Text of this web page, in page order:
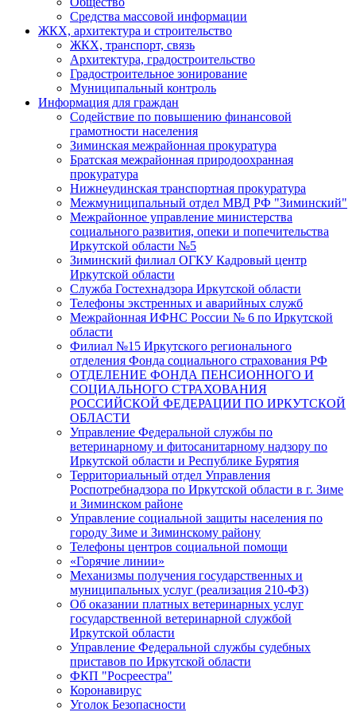
Средства массовой информации
ЖКХ, архитектура и строительство
ЖКХ, транспорт, связь
Архитектура, градостроительство
Градостроительное зонирование
Муниципальный контроль
Информация для граждан
Содействие по повышению финансовой
грамотности населения
Зиминская межрайонная прокуратура
Братская межрайонная природоохранная
прокуратура
Нижнеудинская транспортная прокуратура
Межмуниципальный отдел МВД РФ "Зиминский"
Межрайонное управление министерства
социального развития, опеки и попечительства
Иркутской области №5
Зиминский филиал ОГКУ Кадровый центр
Иркутской области
Служба Гостехнадзора Иркутской области
Телефоны экстренных и аварийных служб
Межрайонная ИФНС России № 6 по Иркутской
области
Филиал №15 Иркутского регионального
отделения Фонда социального страхования РФ
ОТДЕЛЕНИЕ ФОНДА ПЕНСИОННОГО И
СОЦИАЛЬНОГО СТРАХОВАНИЯ
РОССИЙСКОЙ ФЕДЕРАЦИИ ПО ИРКУТСКОЙ
ОБЛАСТИ
Управление Федеральной службы по
ветеринарному и фитосанитарному надзору по
Иркутской области и Республике Бурятия
Территориальный отдел Управления
Роспотребнадзора по Иркутской области в г. Зиме
и Зиминском районе
Управление социальной защиты населения по
городу Зиме и Зиминскому району
Телефоны центров социальной помощи
«Горячие линии»
Механизмы получения государственных и
муниципальных услуг (реализация 210-ФЗ)
Об оказании платных ветеринарных услуг
государственной ветеринарной службой
Иркутской области
Управление Федеральной службы судебных
приставов по Иркутской области
ФКП "Росреестра"
Коронавирус
Уголок Безопасности